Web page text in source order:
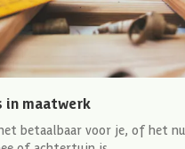
in maatwerk
betaalbaar voor je, of het